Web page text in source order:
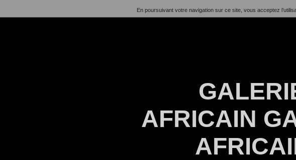
En poursuivant votre navigation sur ce site, vous acceptez
AFRICAIN